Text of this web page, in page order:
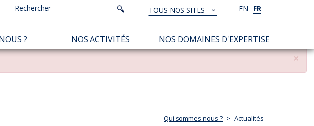
EN FR
TOUS
NOS
SITES
TOUS NOS SITES
Rechercher
Rechercher
? NOS ACTIVITÉS NOS DOMAINES D'EXPERTISE
×
Qui sommes nous ? Actualités